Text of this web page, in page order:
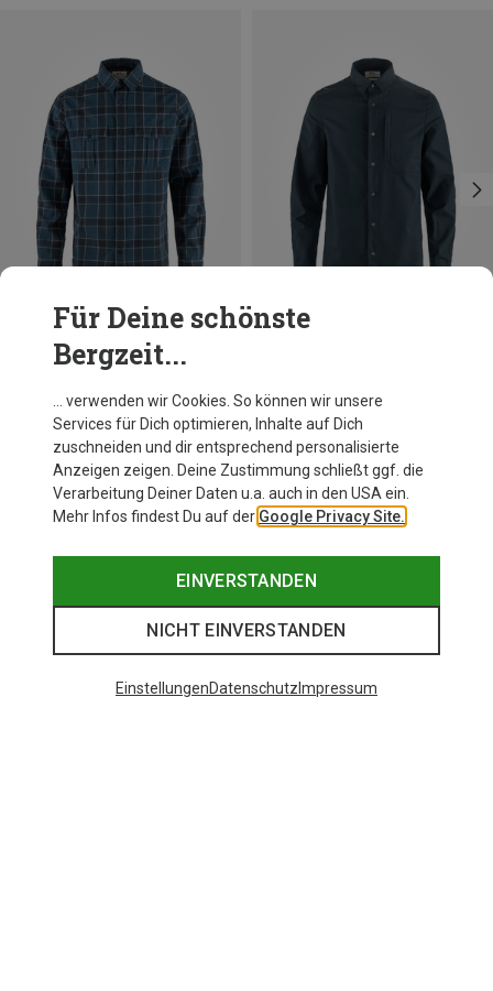
Du sparst 28%
Für Deine schönste
Bergzeit...
… verwenden wir Cookies. So können wir unsere
Services für Dich optimieren, Inhalte auf Dich
zuschneiden und dir entsprechend personalisierte
Anzeigen zeigen. Deine Zustimmung schließt ggf. die
Verarbeitung Deiner Daten u.a. auch in den USA ein.
Mehr Infos findest Du auf der Google Privacy Site.
EINVERSTANDEN
NICHT EINVERSTANDEN
EinstellungenDatenschutz Impressum